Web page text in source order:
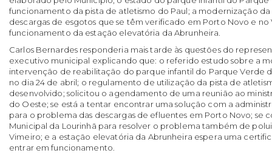
funcionamento da pista de atletismo do Paul; a modernização da
descargas de esgotos que se têm verificado em Porto Novo e no
funcionamento da estação elevatória da Abrunheira.
Carlos Bernardes responderia mais tarde às questões do
executivo municipal explicando que: o referido estudo sobre a
intervenção de reabilitação do parque infantil do Parque Verde
no dia 24 de abril; o regulamento de utilização da pista de
desenvolvido; solicitou o agendamento de uma reunião ao
do Oeste; se está a tentar encontrar uma solução com a
para o problema das descargas de efluentes em Porto Novo; se
Municipal da Lourinhã para resolver o problema também de
Vimeiro; e a estação elevatória da Abrunheira espera uma
entrar em funcionamento.